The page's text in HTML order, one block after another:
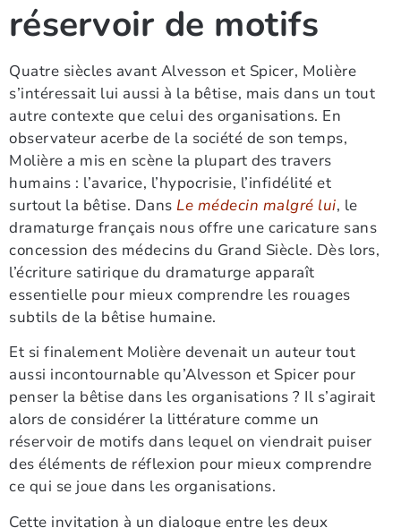
réservoir de motifs
Quatre siècles avant Alvesson et Spicer, Molière
s’intéressait lui aussi à la bêtise, mais dans un tout
autre contexte que celui des organisations. En
observateur acerbe de la société de son temps,
Molière a mis en scène la plupart des travers
humains : l’avarice, l’hypocrisie, l’infidélité et
surtout la bêtise. Dans Le médecin malgré lui, le
dramaturge français nous offre une caricature sans
concession des médecins du Grand Siècle. Dès lors,
l’écriture satirique du dramaturge apparaît
essentielle pour mieux comprendre les rouages
subtils de la bêtise humaine.
Et si finalement Molière devenait un auteur tout
aussi incontournable qu’Alvesson et Spicer pour
penser la bêtise dans les organisations ? Il s’agirait
alors de considérer la littérature comme un
réservoir de motifs dans lequel on viendrait puiser
des éléments de réflexion pour mieux comprendre
ce qui se joue dans les organisations.
Cette invitation à un dialogue entre les deux